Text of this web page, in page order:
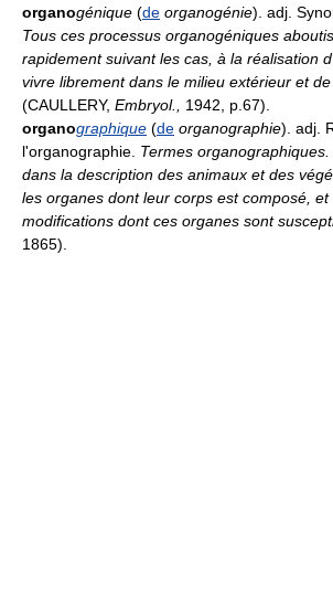
organogénique (de organogénie). adj.
Tous ces processus organogéniques
rapidement suivant les cas, à la réalisation
vivre librement dans le milieu extérieur et
(CAULLERY, Embryol., 1942, p.67).
organographique (de organographie). adj.
l'organographie. Termes
dans la description des animaux et des
les organes dont leur corps est composé, et
modifications dont ces organes sont
1865).